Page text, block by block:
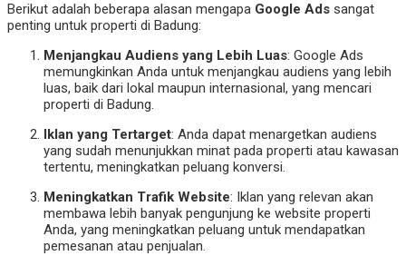
Berikut adalah beberapa alasan mengapa Google Ads sangat
penting untuk properti di Badung:
Menjangkau Audiens yang Lebih Luas: Google Ads
memungkinkan Anda untuk menjangkau audiens yang lebih
luas, baik dari lokal maupun internasional, yang mencari
properti di Badung.
Iklan yang Tertarget: Anda dapat menargetkan audiens
yang sudah menunjukkan minat pada properti atau kawasan
tertentu, meningkatkan peluang konversi.
Meningkatkan Trafik Website: Iklan yang relevan akan
membawa lebih banyak pengunjung ke website properti
Anda, yang meningkatkan peluang untuk mendapatkan
pemesanan atau penjualan.